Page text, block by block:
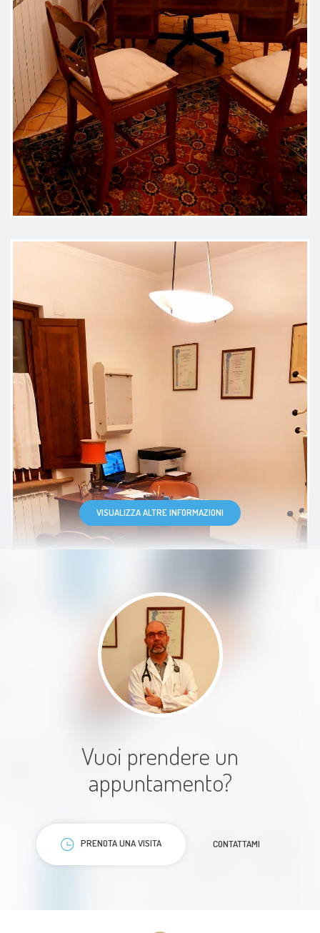
Conosco il Dott. Mazzei , la sua
professionalità e competenza da
tanti anni , oggi ho avuto il
riscontro. Grazie Andrea.
Paziente
preparato e persona squisita
Paziente
Dottore molto gentile e
disponibile!! Mi sono trovato molto
bene, spiegazioni dettagliate.
Paziente
È il nostro cardiologo di famiglia da
molti anni. Professionalità,
disponibilità e gentilezza
ineguagliabili.
Le spiegazioni sono state chiare,
VISUALIZZA ALTRE INFORMAZIONI
Vuoi prendere un
appuntamento?
PRENOTA UNA VISITA CONTATTAMI